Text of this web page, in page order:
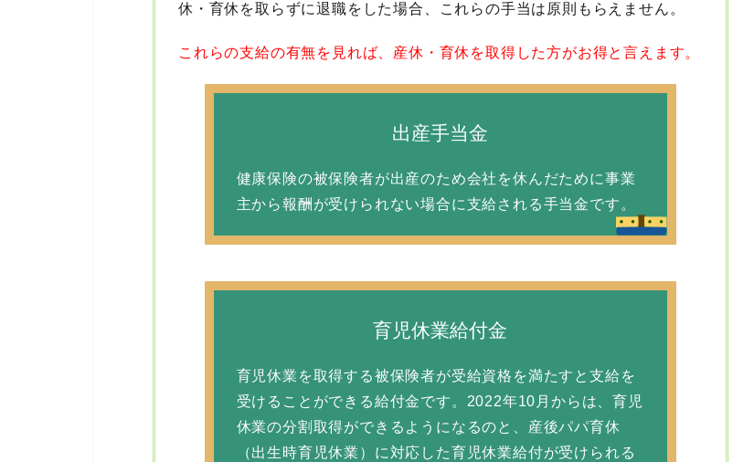
休・育休を取らずに退職をした場合、これらの手当は原則もらえません。
これらの支給の有無を見れば、産休・育休を取得した方がお得と言えます。
出産手当金
健康保険の被保険者が出産のため会社を休んだために事業
主から報酬が受けられない場合に支給される手当金です。
育児休業給付金
育児休業を取得する被保険者が受給資格を満たすと支給を
受けることができる給付金です。2022年10月からは、育児
休業の分割取得ができるようになるのと、産後パパ育休
（出生時育児休業）に対応した育児休業給付が受けられる